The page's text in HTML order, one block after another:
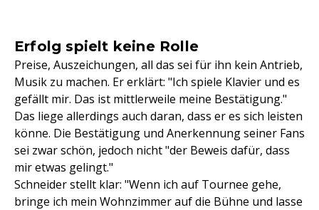
Erfolg spielt keine Rolle
Preise, Auszeichungen, all das sei für ihn kein Antrieb,
Musik zu machen. Er erklärt: "Ich spiele Klavier und es
gefällt mir. Das ist mittlerweile meine Bestätigung."
Das liege allerdings auch daran, dass er es sich leisten
könne. Die Bestätigung und Anerkennung seiner Fans
sei zwar schön, jedoch nicht "der Beweis dafür, dass
mir etwas gelingt."
Schneider stellt klar: "Wenn ich auf Tournee gehe,
bringe ich mein Wohnzimmer auf die Bühne und lasse